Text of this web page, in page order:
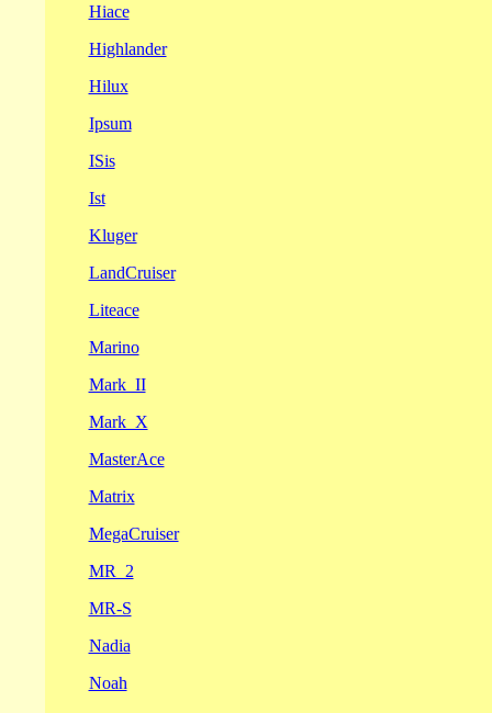
Hiace
Highlander
Hilux
Ipsum
ISis
Ist
Kluger
LandCruiser
Liteace
Marino
Mark_II
Mark_X
MasterAce
Matrix
MegaCruiser
MR_2
MR-S
Nadia
Noah